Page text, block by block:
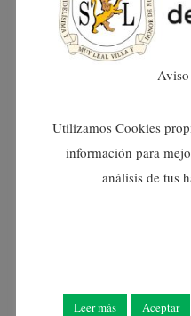
juny 2024
maig 2024
març 2024
desembre 2023
Utilizamos Cookies
información para
análisis de tus
Leer más Aceptar